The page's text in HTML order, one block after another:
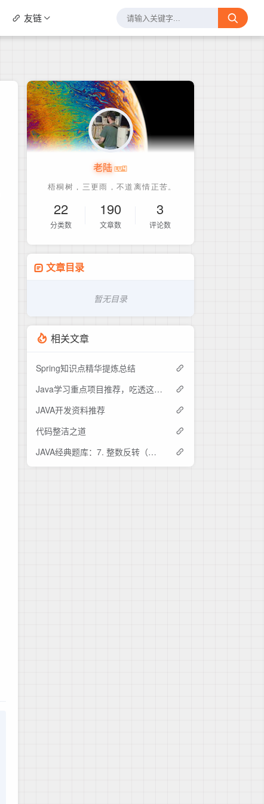
友链
老陆
22
分类数
190
文章数
3
评论数
文章目录
暂无目录
相关文章
Spring知识点精华提炼总结
Java学习重点项目推荐，吃透这15个开源项目中的其中五个，offer拿到手软
JAVA开发资料推荐
代码整洁之道
JAVA经典题库：7. 整数反转（难度：中等）